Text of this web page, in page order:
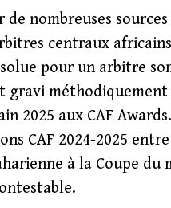
nombreuses
centraux
pour un arbitre
2025 aux CAF
CAF 2024-2025
à la Coupe du